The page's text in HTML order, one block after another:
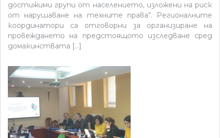
достижими групи от населението, изложени на риск
от нарушаване на техните права“. Регионалните
координатори са отговорни за организиране на
провеждането на предстоящото изследване сред
домакинствата […]